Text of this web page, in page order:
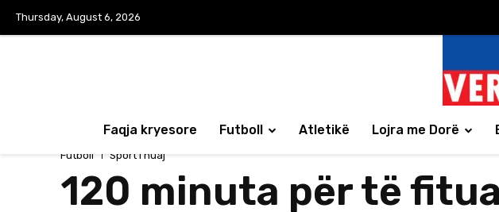
Thursday, August 6, 2026
Faqja kryesore Futboll Atletikë Lojra me Dorë
Futboll Sport i huaj
120 minuta për të